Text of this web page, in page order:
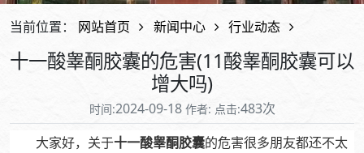
当前位置： 网站首页 新闻中心 行业动态
十一酸睾酮胶囊的危害(11酸睾酮胶囊可以
增大吗)
时间:2024-09-18 作者: 点击:483次
大家好，关于十一酸睾酮胶囊的危害很多朋友都还不太